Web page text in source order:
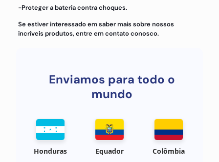
-Proteger a bateria contra choques.
Se estiver interessado em saber mais sobre nossos
incríveis produtos, entre em contato conosco.
Enviamos para todo o
mundo
Honduras Equador Colômbia